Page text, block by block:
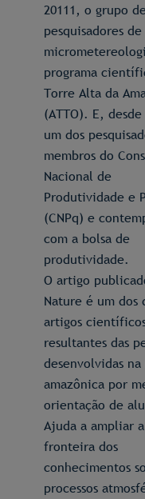
20111, o grupo de
pesquisadores de
programa
Torre Alta da
(ATTO). E,
um dos
membros do
Nacional de
Produtividade e
(CNPq) e
com a bolsa de
produtividade.
O artigo
Nature é um dos
artigos
resultantes das
desenvolvidas
amazônica por
orientação de
Ajuda a ampliar a
fronteira dos
conhecimentos
processos